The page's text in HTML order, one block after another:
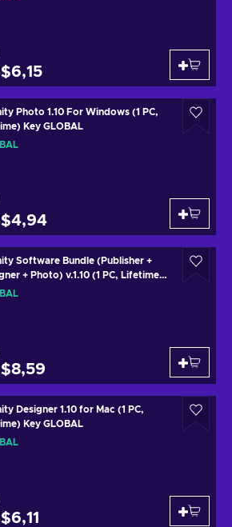
Photo 1.10 For Windows (1 PC,
Key GLOBAL
Software Bundle (Publisher +
+ Photo) v.1.10 (1 PC, Lifetime)
Designer 1.10 for Mac (1 PC,
Key GLOBAL